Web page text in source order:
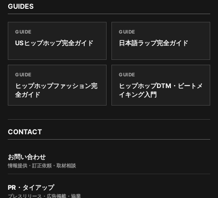
GUIDES
GUIDE
USヒップホップ完全ガイド
GUIDE
日本語ラップ完全ガイド
GUIDE
ヒップホップファッション完
全ガイド
GUIDE
ヒップホップDTM・ビートメ
イキング入門
CONTACT
お問い合わせ
情報提供・訂正依頼・取材相談
PR・タイアップ
プレスリリース・広告掲載・協業